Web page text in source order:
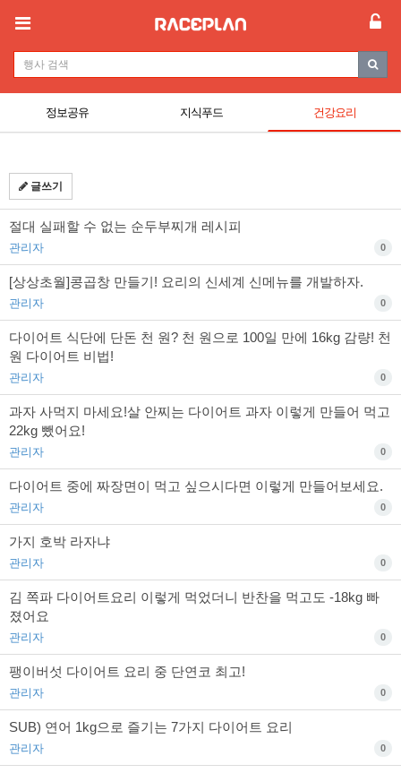
정보공유 지식푸드 건강요리
글쓰기
절대 실패할 수 없는 순두부찌개 레시피
관리자 0
[상상초월]콩곱창 만들기! 요리의 신세계 신메뉴를 개발하자.
관리자 0
다이어트 식단에 단돈 천 원? 천 원으로 100일 만에 16kg 감량! 천
원 다이어트 비법!
관리자 0
과자 사먹지 마세요!살 안찌는 다이어트 과자 이렇게 만들어 먹고
22kg 뺐어요!
관리자 0
다이어트 중에 짜장면이 먹고 싶으시다면 이렇게 만들어보세요.
관리자 0
가지 호박 라자냐
관리자 0
김 쪽파 다이어트요리 이렇게 먹었더니 반찬을 먹고도 -18kg 빠
졌어요
관리자 0
팽이버섯 다이어트 요리 중 단연코 최고!
관리자 0
SUB) 연어 1kg으로 즐기는 7가지 다이어트 요리
관리자 0